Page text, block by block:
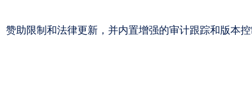
助限制和法律更新，并内置增强的审计跟踪和版本